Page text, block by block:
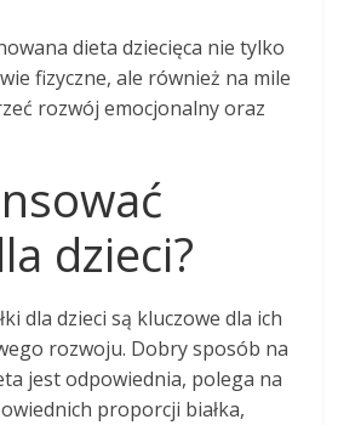
dieta dziecięca nie tylko
fizyczne, ale również na mile
rozwój emocjonalny oraz
dzieci?
dla dzieci są kluczowe dla ich
rozwoju. Dobry sposób na
jest odpowiednia, polega na
proporcji białka,